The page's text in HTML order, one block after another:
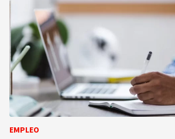
EMPLEO